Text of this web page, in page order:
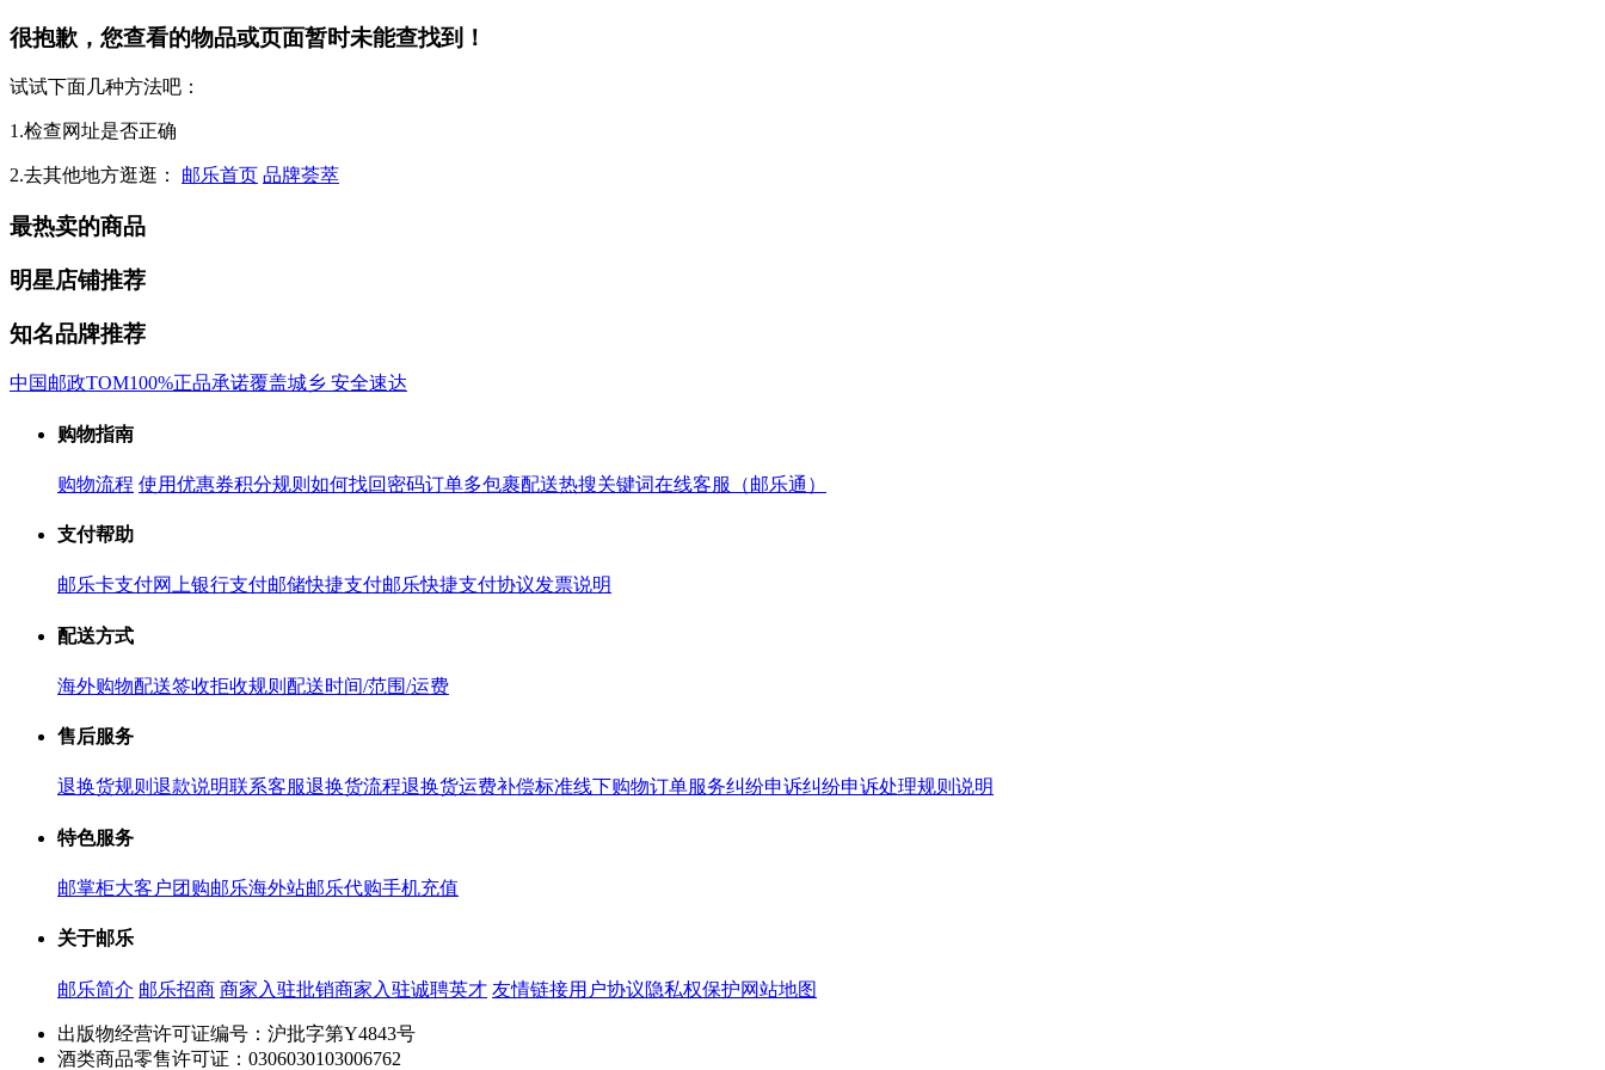
很抱歉，您查看的物品或页面暂时未能查找到！
试试下面几种方法吧：
1.检查网址是否正确
2.去其他地方逛逛： 邮乐首页 品牌荟萃
最热卖的商品
明星店铺推荐
知名品牌推荐
中国邮政TOM100%正品承诺覆盖城乡 安全速达
购物指南
购物流程 使用优惠券积分规则 如何找回密码订单多包裹配送热搜关键词在线客服（邮乐通）
支付帮助
邮乐卡支付网上银行支付邮储快捷支付邮乐快捷支付协议发票说明
配送方式
海外购物配送签收拒收规则 配送时间/范围/运费
售后服务
退换货规则 退款说明联系客服退换货流程退换货运费补偿标准线下购物订单服务纠纷申诉纠纷申诉处理规则说明
特色服务
邮掌柜大客户团购邮乐海外站邮乐代购手机充值
关于邮乐
邮乐简介 邮乐招商 商家入驻批销商家入驻诚聘英才 友情链接用户协议隐私权保护网站地图
出版物经营许可证编号：沪批字第Y4843号
酒类商品零售许可证：0306030103006762